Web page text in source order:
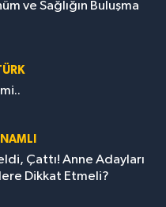
ve Sağlığın Buluşma
Çattı! Anne Adayları
Dikkat Etmeli?